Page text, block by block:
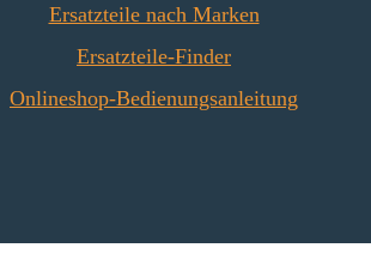
Ersatzteile nach Marken
Ersatzteile-Finder
Onlineshop-Bedienungsanleitung